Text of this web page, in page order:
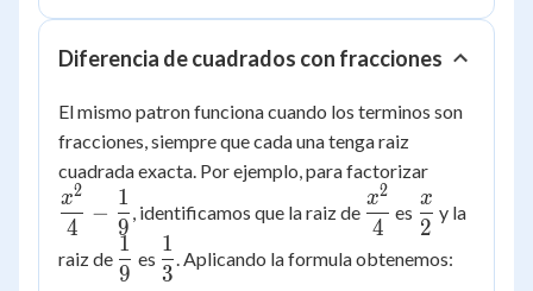
Diferencia de cuadrados con fracciones
El mismo patron funciona cuando los terminos son
fracciones, siempre que cada una tenga raiz
cuadrada exacta. Por ejemplo, para factorizar
{4} -
\dfrac{1}
{9}
4
x2
−
9
1
, identificamos que la raiz de
\dfrac{x^2}
{4}
4
x2
es
\dfrac{x}
{2}
2
x
y la
raiz de \dfrac{1}
{9}
9
1
es \dfrac{1}
{3}
3
1
. Aplicando la formula obtenemos: